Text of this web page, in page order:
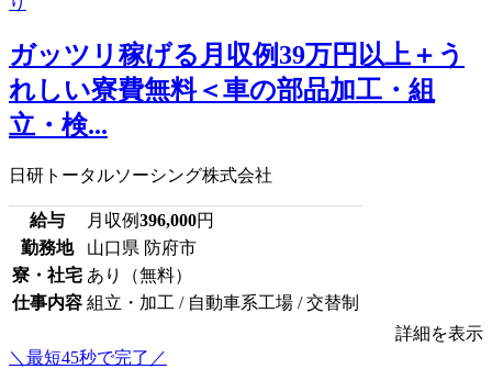
ガッツリ稼げる月収例39万円以上＋う
れしい寮費無料＜車の部品加工・組
立・検...
日研トータルソーシング株式会社
給与 月収例396,000円
勤務地
山口県 防府市
寮・社宅 あり（無料）
仕事内容 組立・加工 / 自動車系工場 / 交替制
詳細を表示
＼最短45秒で完了／